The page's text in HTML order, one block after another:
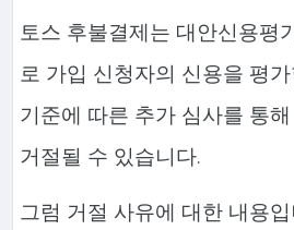
토스 후불결제는 대안신용평
로 가입 신청자의 신용을 평
기준에 따른 추가 심사를 통
거절될 수 있습니다.
그럼 거절 사유에 대한 내용